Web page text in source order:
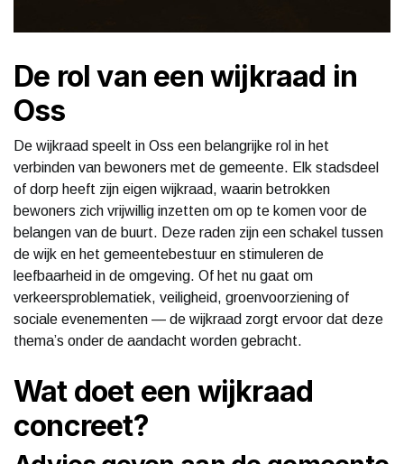
De rol van een wijkraad in
Oss
De wijkraad speelt in Oss een belangrijke rol in het
verbinden van bewoners met de gemeente. Elk stadsdeel
of dorp heeft zijn eigen wijkraad, waarin betrokken
bewoners zich vrijwillig inzetten om op te komen voor de
belangen van de buurt. Deze raden zijn een schakel tussen
de wijk en het gemeentebestuur en stimuleren de
leefbaarheid in de omgeving. Of het nu gaat om
verkeersproblematiek, veiligheid, groenvoorziening of
sociale evenementen — de wijkraad zorgt ervoor dat deze
thema’s onder de aandacht worden gebracht.
Wat doet een wijkraad
concreet?